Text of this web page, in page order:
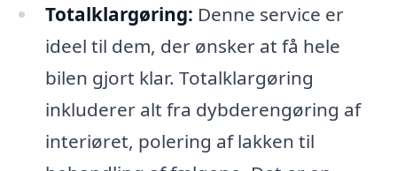
Totalklargøring: Denne service er
ideel til dem, der ønsker at få hele
bilen gjort klar. Totalklargøring
inkluderer alt fra dybderengøring af
interiøret, polering af lakken til